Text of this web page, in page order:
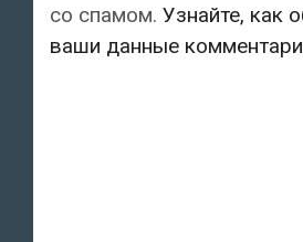
со спамом. Узнайте, как
ваши данные